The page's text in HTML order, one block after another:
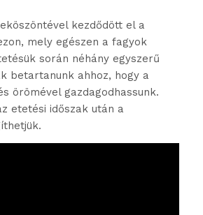
kezdődött el a
mely egészen a fagyok
során néhány egyszerű
betartanunk ahhoz, hogy a
örömével gazdagodhassunk.
etetési időszak után a